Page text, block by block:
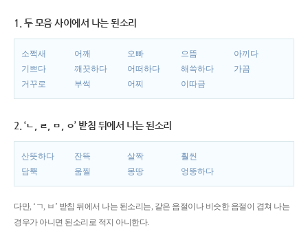
1. 두 모음 사이에서 나는 된소리
소쩍새 어깨 오빠 으뜸
아끼다
기쁘다
깨끗하다 어떠하다 해쓱하다
가끔
거꾸로
부썩 어찌 이따금
2. ‘ㄴ, ㄹ, ㅁ, ㅇ’ 받침 뒤에서 나는 된소리
산뜻하다 잔뜩 살짝
훨씬
담뿍
움찔 몽땅 엉뚱하다
다만, ‘ㄱ, ㅂ’ 받침 뒤에서 나는 된소리는, 같은 음절이나 비슷한 음절이 겹쳐 나는
경우가 아니면 된소리로 적지 아니한다.